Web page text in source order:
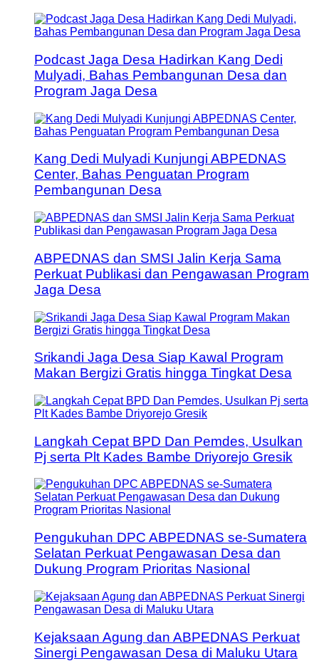
Podcast Jaga Desa Hadirkan Kang Dedi
Mulyadi, Bahas Pembangunan Desa dan
Program Jaga Desa
Kang Dedi Mulyadi Kunjungi ABPEDNAS
Center, Bahas Penguatan Program
Pembangunan Desa
ABPEDNAS dan SMSI Jalin Kerja Sama
Perkuat Publikasi dan Pengawasan Program
Jaga Desa
Srikandi Jaga Desa Siap Kawal Program
Makan Bergizi Gratis hingga Tingkat Desa
Langkah Cepat BPD Dan Pemdes, Usulkan
Pj serta Plt Kades Bambe Driyorejo Gresik
Pengukuhan DPC ABPEDNAS se-Sumatera
Selatan Perkuat Pengawasan Desa dan
Dukung Program Prioritas Nasional
Kejaksaan Agung dan ABPEDNAS Perkuat
Sinergi Pengawasan Desa di Maluku Utara